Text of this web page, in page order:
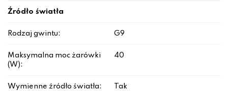
Źródło światła
Rodzaj gwintu: G9
Maksymalna moc żarówki
(W):
40
Wymienne źródło światła: Tak